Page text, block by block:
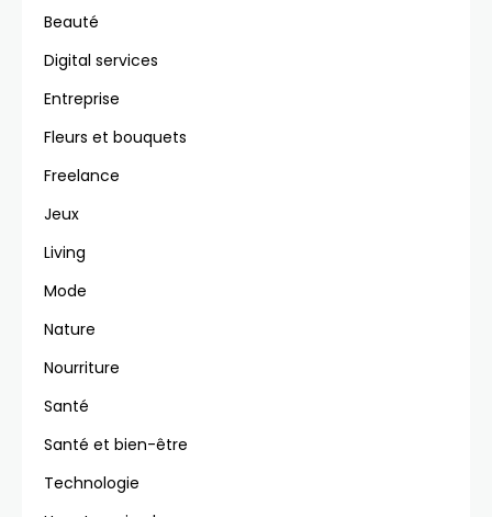
Beauté
Digital services
Entreprise
Fleurs et bouquets
Freelance
Jeux
Living
Mode
Nature
Nourriture
Santé
Santé et bien-être
Technologie